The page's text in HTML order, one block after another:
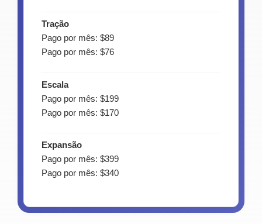
Tração
Pago por mês: $89
Pago por mês: $76
Escala
Pago por mês: $199
Pago por mês: $170
Expansão
Pago por mês: $399
Pago por mês: $340